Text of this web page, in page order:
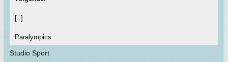
[..]
Paralympics
Studio Sport